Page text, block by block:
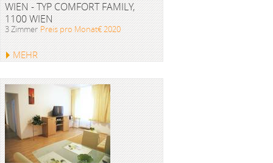
WIEN - TYP COMFORT FAMILY,
1100 WIEN
3 Zimmer Preis pro Monat€ 2020
MEHR